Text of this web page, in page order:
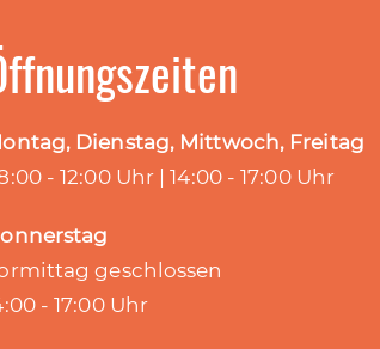
Dienstag, Mittwoch, Freitag
- 12:00 Uhr | 14:00 - 17:00 Uhr
geschlossen
- 17:00 Uhr